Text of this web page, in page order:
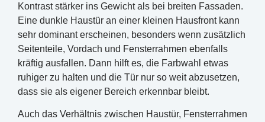
Kontrast stärker ins Gewicht als bei breiten Fassaden.
Eine dunkle Haustür an einer kleinen Hausfront kann
sehr dominant erscheinen, besonders wenn zusätzlich
Seitenteile, Vordach und Fensterrahmen ebenfalls
kräftig ausfallen. Dann hilft es, die Farbwahl etwas
ruhiger zu halten und die Tür nur so weit abzusetzen,
dass sie als eigener Bereich erkennbar bleibt.
Auch das Verhältnis zwischen Haustür, Fensterrahmen